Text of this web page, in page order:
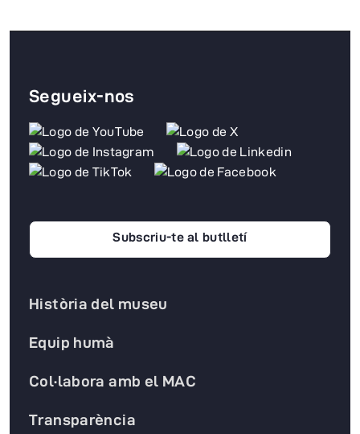
Història del museu
Equip humà
Col·labora amb el MAC
Transparència
Segueix-nos
Subscriu-te al butlletí